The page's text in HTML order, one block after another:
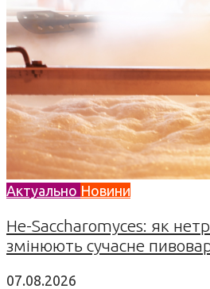
Актуально Новини
Не-Saccharomyces: як
змінюють сучасне
07.08.2026